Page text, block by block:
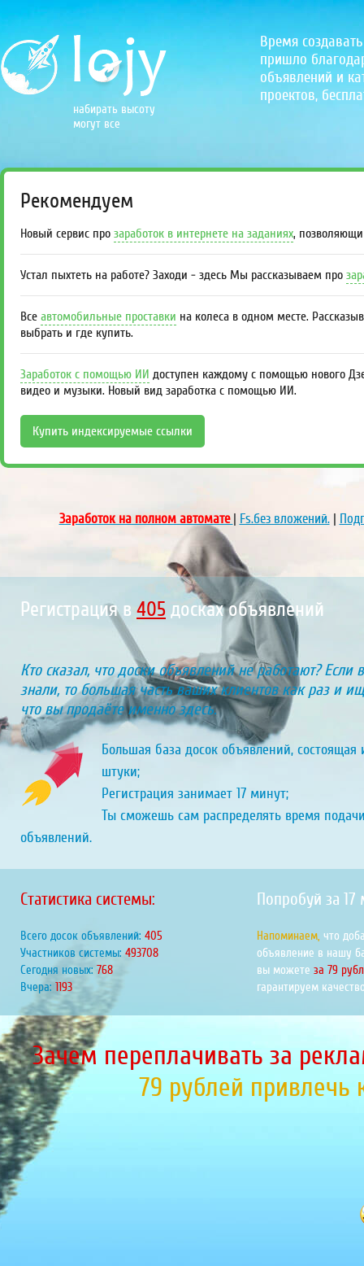
набирать высоту
могут все
Время
пришло
объявлений и
проектов,
Рекомендуем
Новый сервис про заработок в интернете на заданиях,
Устал пыхтеть на работе? Заходи - здесь Мы рассказываем про
Все автомобильные проставки на колеса в одном месте.
выбрать и где купить.
Заработок с помощью ИИ доступен каждому с помощью нового
видео и музыки. Новый вид заработка с помощью ИИ.
Купить индексируемые ссылки
Заработок на полном автомате| Fs.без вложений.|
Регистрация в 452досках объявлений
Кто сказал, что доски объявлений не работают? Если
знали, то большая часть ваших клиентов как раз и
что вы продаёте именно здесь.
Большая база досок объявлений, состоящая
штуки;
Регистрация занимает 17 минут;
Ты сможешь сам распределять время
объявлений.
Статистика системы:
Всего досок объявлений: 452
Участников системы: 551227
Сегодня новых: 858
Вчера: 1332
Попробуй за 17
Напоминаем, что
объявление в нашу
вы можете за 79
гарантируем
Зачем переплачивать за
79 рублей